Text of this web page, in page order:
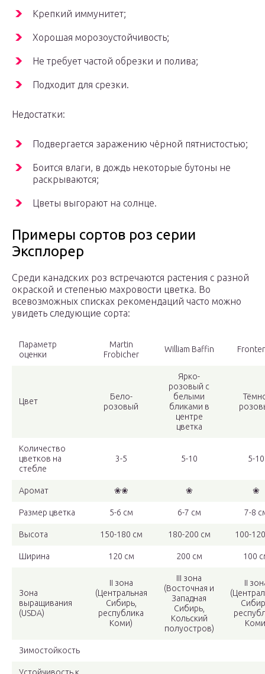
Крепкий иммунитет;
Хорошая морозоустойчивость;
Не требует частой обрезки и полива;
Подходит для срезки.
Недостатки:
Подвергается заражению чёрной пятнистостью;
Боится влаги, в дождь некоторые бутоны не
раскрываются;
Цветы выгорают на солнце.
Примеры сортов роз серии
Эксплорер
Среди канадских роз встречаются растения с разной
окраской и степенью махровости цветка. Во
всевозможных списках рекомендаций часто можно
увидеть следующие сорта:
Параметр
оценки
Martin
Frobicher
William Baffin
Цвет
Бело-
розовый
Ярко-
розовый с
белыми
бликами в
центре
цветка
Количество
цветков на
стебле
3-5 5-10 5-10
Аромат ❀❀ ❀ ❀
Размер цветка 5-6 см 6-7 см 7-8
Высота 150-180 см 180-200 см 100-
Ширина 120 см 200 см 100
Зона
выращивания
(USDA)
II зона
(Центральная
Сибирь,
республика
Коми)
III зона
(Восточная и
Западная
Сибирь,
Кольский
полуостров)
II
Зимостойкость